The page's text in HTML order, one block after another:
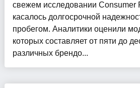
свежем исследовании Consumer
касалось долгосрочной
пробегом. Аналитики оценили
которых составляет от пяти до
различных брендо...